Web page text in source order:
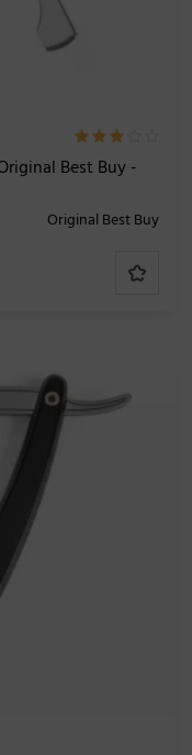
Best Buy -
Original Best Buy